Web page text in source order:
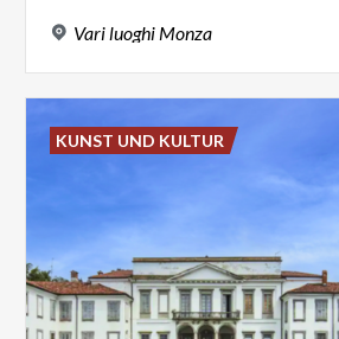
Vari luoghi Monza
KUNST UND KULTUR